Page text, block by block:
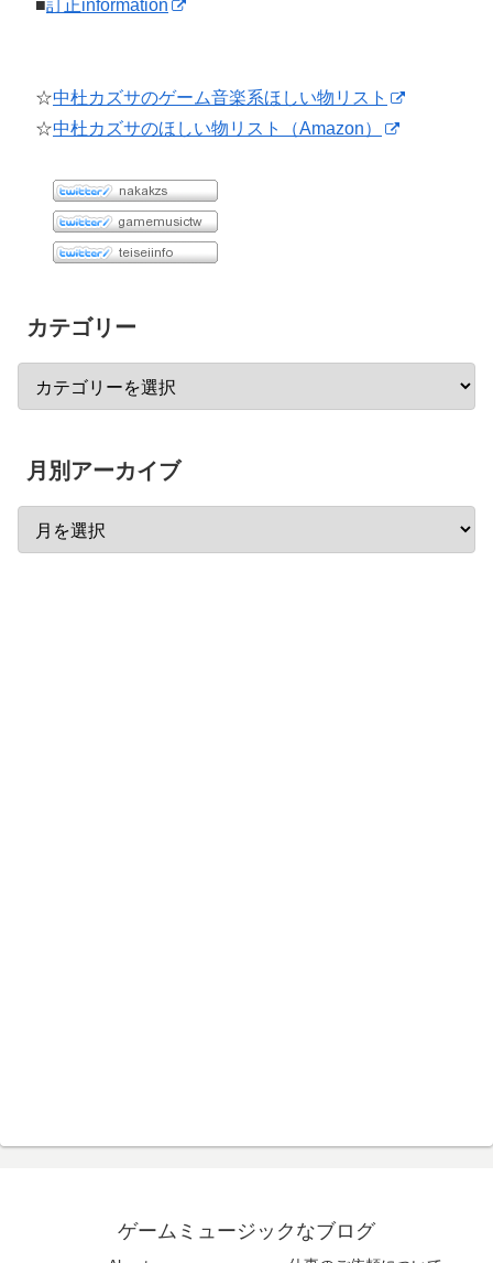
■訂正information
☆中杜カズサのゲーム音楽系ほしい物リスト
☆中杜カズサのほしい物リスト（Amazon）
カテゴリー
月別アーカイブ
ゲームミュージックなブログ